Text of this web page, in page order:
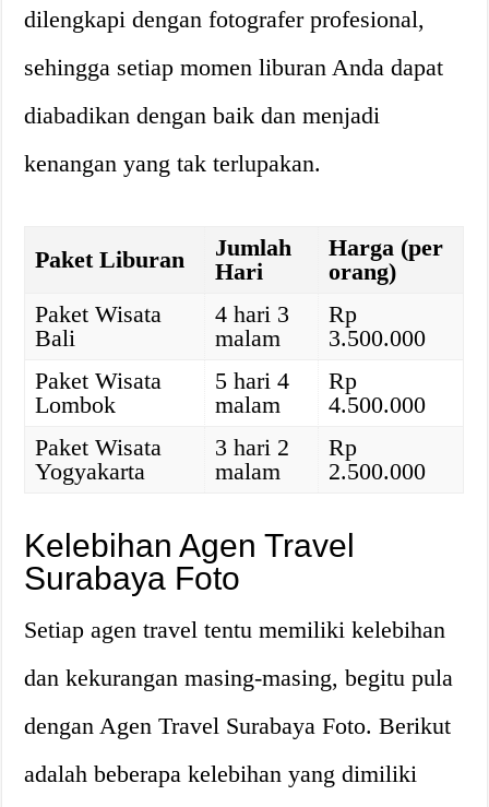
dilengkapi dengan fotografer profesional,
sehingga setiap momen liburan Anda dapat
diabadikan dengan baik dan menjadi
kenangan yang tak terlupakan.
Paket Liburan
Jumlah
Hari
Harga (per
orang)
Paket Wisata
Bali
4 hari 3
malam
Rp
3.500.000
Paket Wisata
Lombok
5 hari 4
malam
Rp
4.500.000
Paket Wisata
Yogyakarta
3 hari 2
malam
Rp
2.500.000
Kelebihan Agen Travel
Surabaya Foto
Setiap agen travel tentu memiliki kelebihan
dan kekurangan masing-masing, begitu pula
dengan Agen Travel Surabaya Foto. Berikut
adalah beberapa kelebihan yang dimiliki